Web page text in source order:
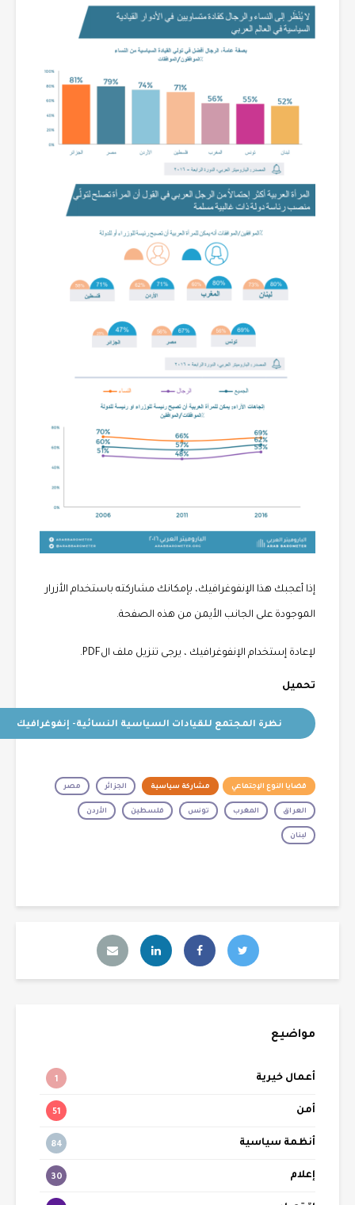
إذا أعجبك هذا الإنفوغرافيك، بإمكانك مشاركته باستخدام الأزرار
الموجودة على الجانب الأيمن من هذه الصفحة.
لإعادة إستخدام الإنفوغرافيك ، يرجى تنزيل ملف الPDF.
تحميل
نظرة المجتمع للقيادات السياسية النسائية- إنفوغرافيك
قضايا النوع الإجتماعي مشاركة سياسية الجزائر مصر
العراق المغرب تونس فلسطين الأردن
لبنان
مواضيع
أعمال خيرية
أمن
أنظمة سياسية
إعلام